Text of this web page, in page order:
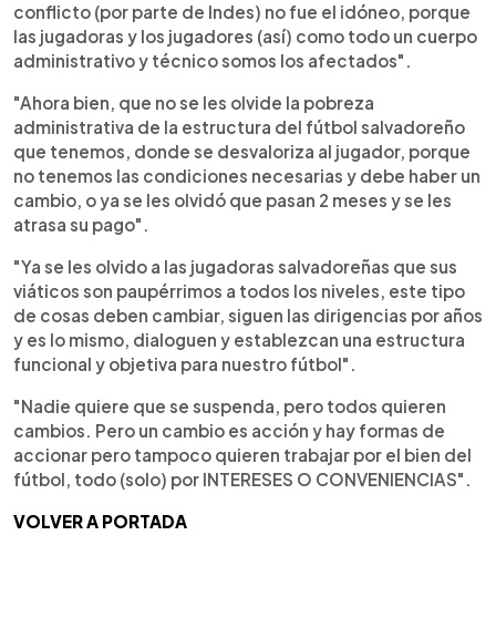
conflicto (por parte de Indes) no fue el idóneo, porque
las jugadoras y los jugadores (así) como todo un cuerpo
administrativo y técnico somos los afectados".
"Ahora bien, que no se les olvide la pobreza
administrativa de la estructura del fútbol salvadoreño
que tenemos, donde se desvaloriza al jugador, porque
no tenemos las condiciones necesarias y debe haber un
cambio, o ya se les olvidó que pasan 2 meses y se les
atrasa su pago".
"Ya se les olvido a las jugadoras salvadoreñas que sus
viáticos son paupérrimos a todos los niveles, este tipo
de cosas deben cambiar, siguen las dirigencias por años
y es lo mismo, dialoguen y establezcan una estructura
funcional y objetiva para nuestro fútbol".
"Nadie quiere que se suspenda, pero todos quieren
cambios. Pero un cambio es acción y hay formas de
accionar pero tampoco quieren trabajar por el bien del
fútbol, todo (solo) por INTERESES O CONVENIENCIAS".
VOLVER A PORTADA